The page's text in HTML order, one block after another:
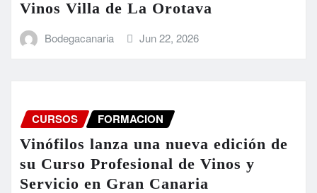
Vinos Villa de La Orotava
Bodegacanaria Jun 22, 2026
CURSOS FORMACION
Vinófilos lanza una nueva edición de
su Curso Profesional de Vinos y
Servicio en Gran Canaria